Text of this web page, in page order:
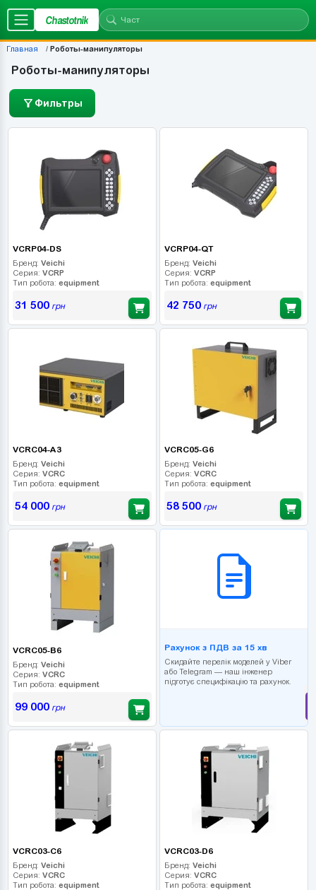
Chastotnik
Главная Роботы-манипуляторы
Роботы-манипуляторы
Фильтры
VCRP04-DS
Бренд: Veichi
Серия: VCRP
Тип робота: equipment
31 500грн
VCRP04-QT
Бренд: Veichi
Серия: VCRP
Тип робота: equipment
42 750грн
VCRC04-A3
Бренд: Veichi
Серия: VCRC
Тип робота: equipment
54 000грн
VCRC05-G6
Бренд: Veichi
Серия: VCRC
Тип робота: equipment
58 500грн
VCRC05-B6
Бренд: Veichi
Серия: VCRC
Тип робота: equipment
99 000грн
Рахунок з ПДВ за 15 хв
Скидайте перелік моделей у Viber
або Telegram — наш інженер
підготує специфікацію та рахунок.
VCRC03-C6
Бренд: Veichi
Серия: VCRC
Тип робота: equipment
VCRC03-D6
Бренд: Veichi
Серия: VCRC
Тип робота: equipment